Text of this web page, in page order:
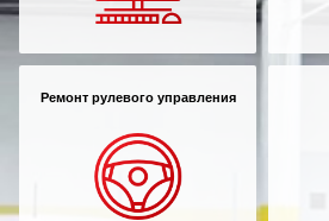
Ремонт рулевого управления